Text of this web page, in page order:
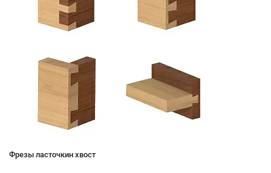
Фрезы ласточкин хвост